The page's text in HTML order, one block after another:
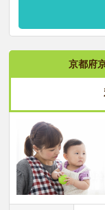
京都府